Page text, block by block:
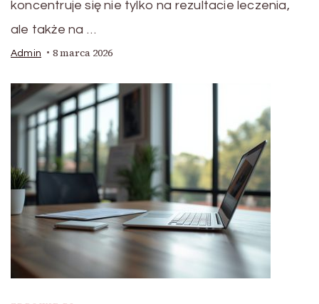
koncentruje się nie tylko na rezultacie leczenia,
ale także na …
Admin 8 marca 2026